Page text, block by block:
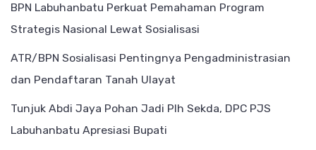
BPN Labuhanbatu Perkuat Pemahaman Program
Strategis Nasional Lewat Sosialisasi
ATR/BPN Sosialisasi Pentingnya Pengadministrasian
dan Pendaftaran Tanah Ulayat
Tunjuk Abdi Jaya Pohan Jadi Plh Sekda, DPC PJS
Labuhanbatu Apresiasi Bupati